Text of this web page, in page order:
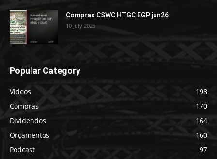
Compras CSWC HTGC EGP jun26
10 July 2026
Popular Category
Videos
198
Compras
170
Dividendos
164
Orçamentos
160
Podcast
97